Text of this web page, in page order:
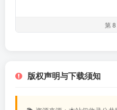
第
版权声明与下载须知